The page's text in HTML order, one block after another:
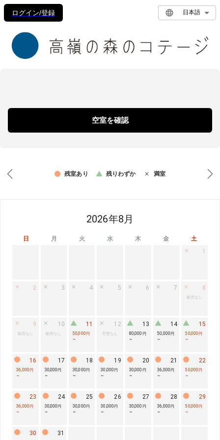
ログイン/登録 日本語
空室を確認
残室あり 残りわずか 満室
2026年8月
日 月 火 水 木 金
土
1
2 3 4 5 6 7 8
販売なし
9
販売なし
10
販売なし
11
50,000円
~
12
空室なし
13
80,000円
~
14
50,000円
~
15
50,000円
~
16
36,000円
~
17
30,000円
~
18
30,000円
~
19
30,000円
~
20
30,000円
~
21
36,000円
~
22
50,000円
~
23
36,000円
~
24
30,000円
~
25
30,000円
~
26
30,000円
~
27
30,000円
~
28
36,000円
~
29
50,000円
~
30 31